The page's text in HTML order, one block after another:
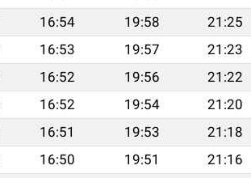
16:54 19:58
21:25
16:53 19:57
21:23
16:52 19:56
21:22
16:52 19:54
21:20
16:51 19:53
21:18
16:50 19:51
21:16